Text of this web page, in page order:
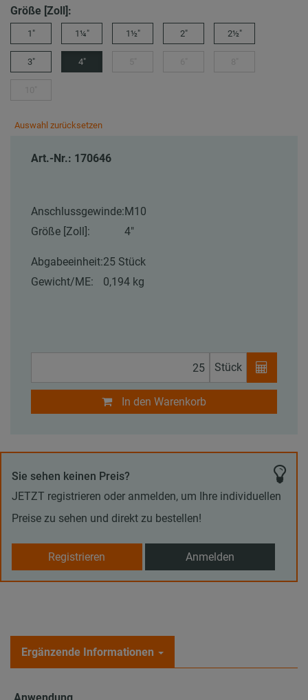
Größe [Zoll]:
1" 1¼" 1½" 2" 2½"
3" 4"
Auswahl zurücksetzen
Art.-Nr.: 170646
Anschlussgewinde:M10
Größe [Zoll]:
4"
Abgabeeinheit:25 Stück
Gewicht/ME:
0,194 kg
Stück
In den Warenkorb
Sie sehen keinen Preis?
JETZT registrieren oder anmelden, um Ihre individuellen
Preise zu sehen und direkt zu bestellen!
Registrieren Anmelden
Ergänzende Informationen